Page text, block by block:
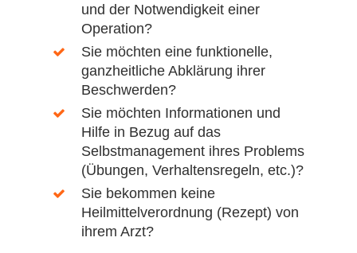
und der Notwendigkeit einer
Operation?
Sie möchten eine funktionelle,
ganzheitliche Abklärung ihrer
Beschwerden?
Sie möchten Informationen und
Hilfe in Bezug auf das
Selbstmanagement ihres Problems
(Übungen, Verhaltensregeln, etc.)?
Sie bekommen keine
Heilmittelverordnung (Rezept) von
ihrem Arzt?